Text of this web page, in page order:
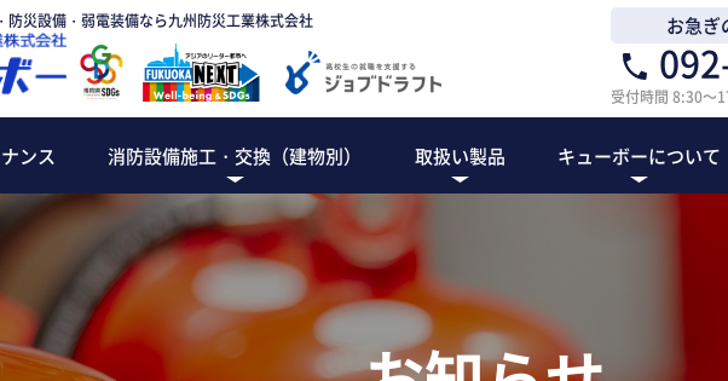
防災設備・弱電装備なら九州防災工業株式会社 お急ぎ
受付時間 8:30～
ンス
ナンス
消防設備施工・交換（建物別）
消防・防災設備施工とは
マンション・アパート
オフィス・テナントビル
病院・福祉施設
飲食店
民泊
ホテル（宿泊施設）
百貨店・マーケット
倉庫・工場
遊技場
駐車場
取扱い製品
自動消火設備
ー
避難設備
避難器具
誘導灯
警報設備
自動火災報知設備(自火報)
試験器・設定器
非常警報設備
キューボーについて